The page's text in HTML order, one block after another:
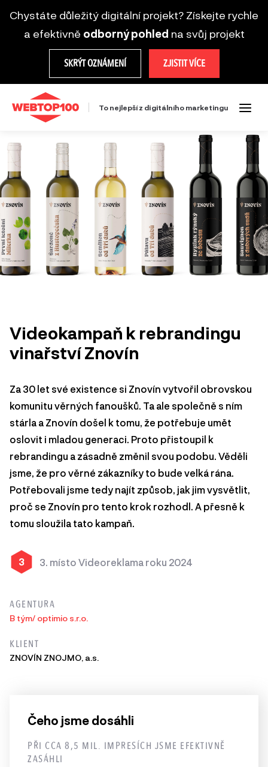
Chystáte důležitý digitální projekt? Získejte rychle
a efektivně odborný pohled na svůj projekt
SKRÝT OZNÁMENÍ ZJISTIT VÍCE
To nejlepší z digitálního marketingu
Videokampaň k rebrandingu
vinařství Znovín
Za 30 let své existence si Znovín vytvořil obrovskou
komunitu věrných fanoušků. Ta ale společně s ním
stárla a Znovín došel k tomu, že potřebuje umět
oslovit i mladou generaci. Proto přistoupil k
rebrandingu a zásadně změnil svou podobu. Věděli
jsme, že pro věrné zákazníky to bude velká rána.
Potřebovali jsme tedy najít způsob, jak jim vysvětlit,
proč se Znovín pro tento krok rozhodl. A přesně k
tomu sloužila tato kampaň.
3 3. místo Videoreklama roku 2024
AGENTURA
B tým/ optimio s.r.o.
KLIENT
ZNOVÍN ZNOJMO, a.s.
Čeho jsme dosáhli
PŘI CCA 8,5 MIL. IMPRESÍCH JSME EFEKTIVNĚ
ZASÁHLI